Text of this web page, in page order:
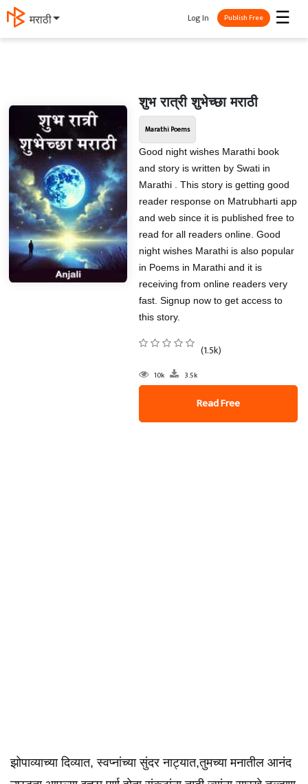
मराठी ☰
Log In Publish Free
शुभ रात्री शुभेच्छा मराठी
Marathi Poems
Good night wishes Marathi book
and story is written by Swati in
Marathi . This story is getting good
reader response on Matrubharti app
and web since it is published free to
read for all readers online. Good
night wishes Marathi is also popular
in Poems in Marathi and it is
receiving from online readers very
fast. Signup now to get access to
this story.
(1.5k)
10k 3.5k
Read Free
झोपाव्याच्या दिव्यात, स्वप्नांच्या सुंदर नाट्यात,तुमच्या मनातील आनंद